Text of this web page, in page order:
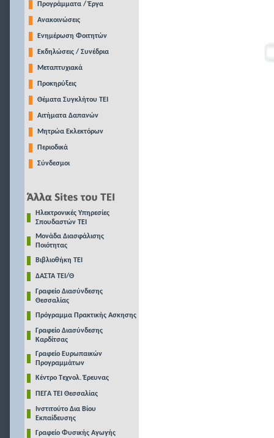
Προγράμματα / Έργα
Ανακοινώσεις
Ενημέρωση Φοιτητών
Εκδηλώσεις / Συνέδρια
Μεταπτυχιακά
Προκηρύξεις
Θέματα Συγκλήτου ΤΕΙ
Αιτήματα Δαπανών
Μητρώα Εκλεκτόρων
Περιοδικά
Σύνδεσμοι
Ηλεκτρονικές Υπηρεσίες
Σπουδαστών ΤΕΙ
Μονάδα Διασφάλισης
Ποιότητας
Βιβλιοθήκη ΤΕΙ
ΔΑΣΤΑ ΤΕΙ/Θ
Γραφείο Διασύνδεσης
Θεσσαλίας
Πρόγραμμα Πρακτικής Ασκησης
Γραφείο Διασύνδεσης
Καρδίτσας
Γραφείο Ευρωπαικών
Προγραμμάτων
Κέντρο Τεχνολ. Έρευνας
ΠΕΓΑ ΤΕΙ Θεσσαλίας
Ινστιτούτο Δια Βίου
Εκπαίδευσης
Γραφείο Φυσικής Αγωγής